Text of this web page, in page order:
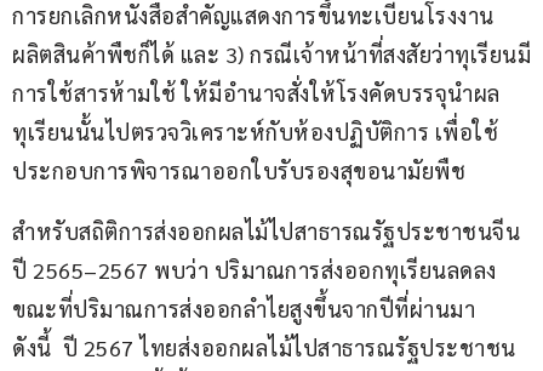
การยกเลิกหนังสือสำคัญแสดงการขึ้นทะเบียนโรงงาน
ผลิตสินค้าพืชก็ได้ และ 3) กรณีเจ้าหน้าที่สงสัยว่าทุเรียนมี
การใช้สารห้ามใช้ ให้มีอำนาจสั่งให้โรงคัดบรรจุนำผล
ทุเรียนนั้นไปตรวจวิเคราะห์กับห้องปฏิบัติการ เพื่อใช้
ประกอบการพิจารณาออกใบรับรองสุขอนามัยพืช
สำหรับสถิติการส่งออกผลไม้ไปสาธารณรัฐประชาชนจีน
ปี 2565–2567 พบว่า ปริมาณการส่งออกทุเรียนลดลง
ขณะที่ปริมาณการส่งออกลำไยสูงขึ้นจากปีที่ผ่านมา
ดังนี้  ปี 2567 ไทยส่งออกผลไม้ไปสาธารณรัฐประชาชน